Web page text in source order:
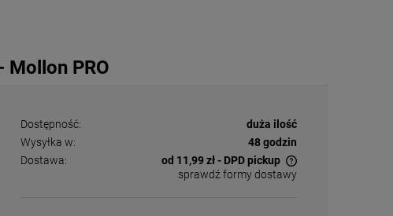
Mollon PRO
Dostępność:
duża ilość
Wysyłka w:
48 godzin
Dostawa:
od 11,99 zł- DPD pickup
sprawdź formy dostawy